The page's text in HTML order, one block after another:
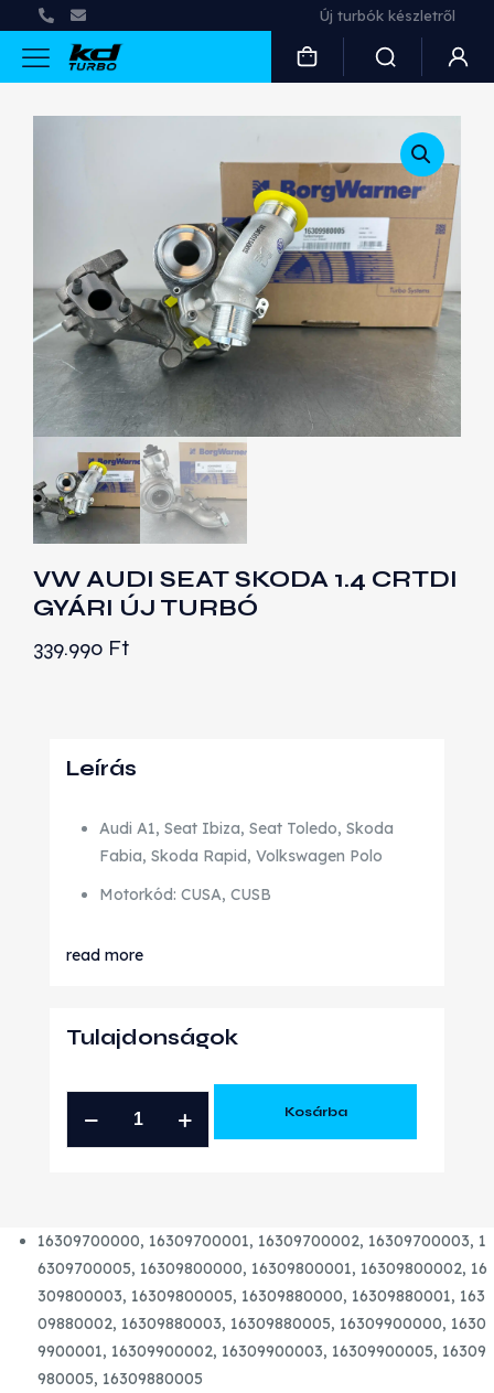
Új turbók készletről
VW AUDI SEAT SKODA 1.4 CRTDI
GYÁRI ÚJ TURBÓ
339.990 Ft
Leírás
Audi A1, Seat Ibiza, Seat Toledo, Skoda
Fabia, Skoda Rapid, Volkswagen Polo
Motorkód: CUSA, CUSB
read more
Tulajdonságok
CRTDI
GYÁRI
ÚJ
TURBÓ
mennyiség
Kosárba
16309700000, 16309700001, 16309700002, 16309700003, 1
6309700005, 16309800000, 16309800001, 16309800002, 16
309800003, 16309800005, 16309880000, 16309880001, 163
09880002, 16309880003, 16309880005, 16309900000, 1630
9900001, 16309900002, 16309900003, 16309900005, 16309
980005, 16309880005